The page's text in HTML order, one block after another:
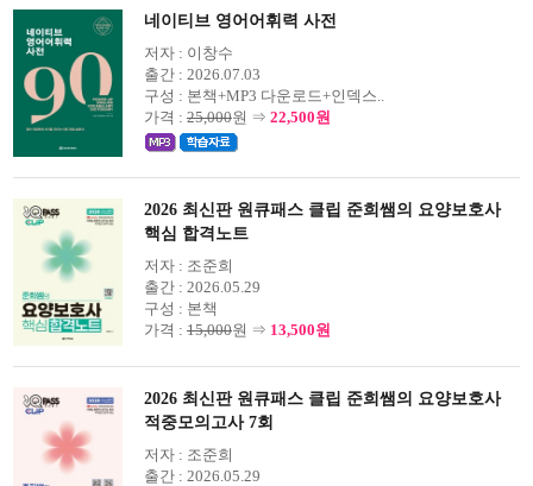
네이티브 영어어휘력 사전
저자 : 이창수
출간 : 2026.07.03
구성 : 본책+MP3 다운로드+인덱스..
가격 : 25,000원 ⇒ 22,500원
2026 최신판 원큐패스 클립 준희쌤의 요양보호사
핵심 합격노트
저자 : 조준희
출간 : 2026.05.29
구성 : 본책
가격 : 15,000원 ⇒ 13,500원
2026 최신판 원큐패스 클립 준희쌤의 요양보호사
적중모의고사 7회
저자 : 조준희
출간 : 2026.05.29